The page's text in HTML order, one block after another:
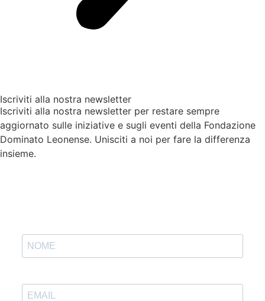
Iscriviti alla nostra newsletter
Iscriviti alla nostra newsletter per restare sempre
aggiornato sulle iniziative e sugli eventi della Fondazione
Dominato Leonense. Unisciti a noi per fare la differenza
insieme.